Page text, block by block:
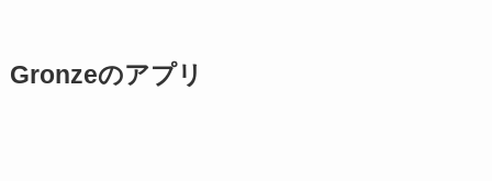
Gronzeのアプリ